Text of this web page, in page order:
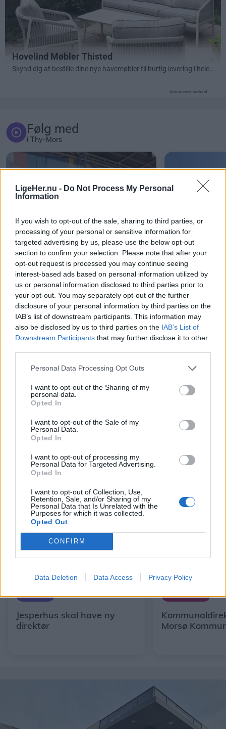
LigeHer.nu - Do Not Process My Personal
Information
If you wish to opt-out of the sale, sharing to third parties, or
processing of your personal or sensitive information for
targeted advertising by us, please use the below opt-out
section to confirm your selection. Please note that after your
opt-out request is processed you may continue seeing
interest-based ads based on personal information utilized by
us or personal information disclosed to third parties prior to
your opt-out. You may separately opt-out of the further
disclosure of your personal information by third parties on the
IAB’s list of downstream participants. This information may
also be disclosed by us to third parties on the IAB’s List of
Downstream Participants that may further disclose it to other
Personal Data Processing Opt Outs
I want to opt-out of the Sharing of my
personal data.
Opted In
I want to opt-out of the Sale of my
Personal Data.
Opted In
I want to opt-out of processing my
Personal Data for Targeted Advertising.
Opted In
I want to opt-out of Collection, Use,
Retention, Sale, and/or Sharing of my
Personal Data that Is Unrelated with the
Purposes for which it was collected.
Opted Out
CONFIRM
Data Deletion Data Access Privacy Policy
Annonceret indhold
Følg med
i Thy-Mors
Sommerkoncert med De Vilde Kaniner Flaget blev
Andre læser også
Aktuelt
Jesperhus skal have ny
direktør
Mennesker
Morsø